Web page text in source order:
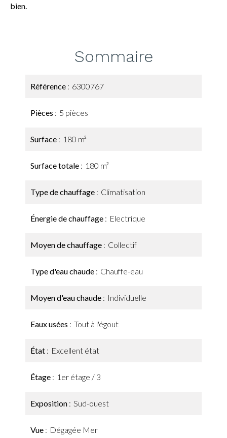
bien.
Sommaire
Référence 6300767
Pièces 5 pièces
Surface 180 m²
Surface totale 180 m²
Type de chauffage Climatisation
Énergie de chauffage Electrique
Moyen de chauffage Collectif
Type d'eau chaude Chauffe-eau
Moyen d'eau chaude Individuelle
Eaux usées Tout à l'égout
État Excellent état
Étage 1er étage / 3
Exposition Sud-ouest
Vue Dégagée Mer